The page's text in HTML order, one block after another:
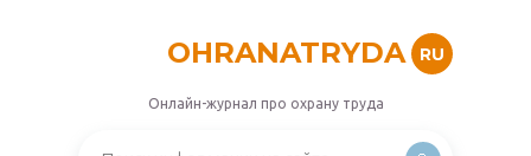
OHRANATRYDA RU
Онлайн-журнал про охрану труда